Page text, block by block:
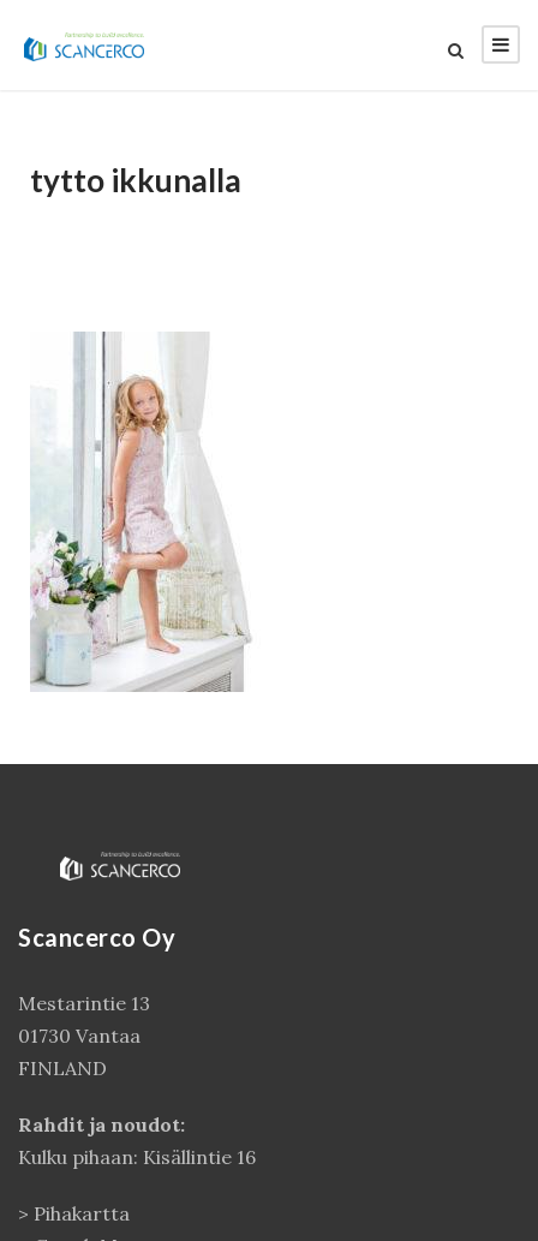
tytto ikkunalla
Scancerco Oy
Mestarintie 13
01730 Vantaa
FINLAND
Rahdit ja noudot:
Kulku pihaan: Kisällintie 16
> Pihakartta